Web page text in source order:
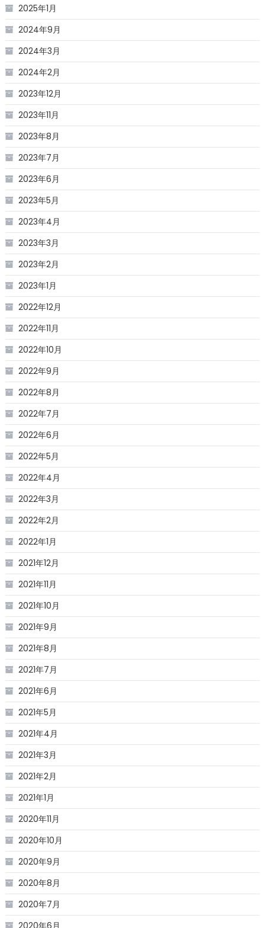
2025年1月
2024年9月
2024年3月
2024年2月
2023年12月
2023年11月
2023年8月
2023年7月
2023年6月
2023年5月
2023年4月
2023年3月
2023年2月
2023年1月
2022年12月
2022年11月
2022年10月
2022年9月
2022年8月
2022年7月
2022年6月
2022年5月
2022年4月
2022年3月
2022年2月
2022年1月
2021年12月
2021年11月
2021年10月
2021年9月
2021年8月
2021年7月
2021年6月
2021年5月
2021年4月
2021年3月
2021年2月
2021年1月
2020年11月
2020年10月
2020年9月
2020年8月
2020年7月